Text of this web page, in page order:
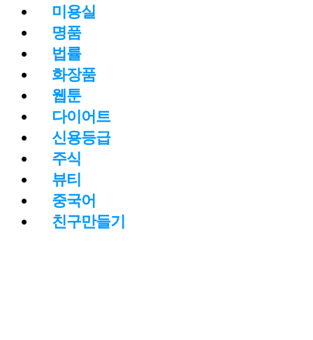
미용실
명품
법률
화장품
웹툰
다이어트
신용등급
주식
뷰티
중국어
친구만들기